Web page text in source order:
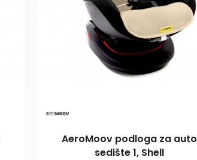
AeroMoov podloga za auto
sedište 1, Shell